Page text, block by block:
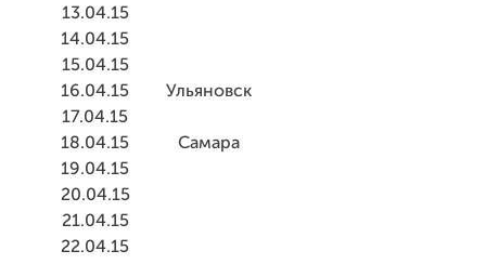
13.04.15
14.04.15
15.04.15
16.04.15
Ульяновск
17.04.15
18.04.15
Самара
19.04.15
20.04.15
21.04.15
22.04.15